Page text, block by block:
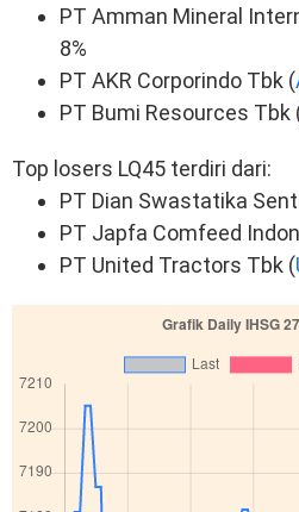
PT Amman Mineral
8%
PT AKR Corporindo Tbk (
PT Bumi Resources Tbk
Top losers LQ45 terdiri dari:
PT Dian Swastatika
PT Japfa Comfeed
PT United Tractors Tbk (